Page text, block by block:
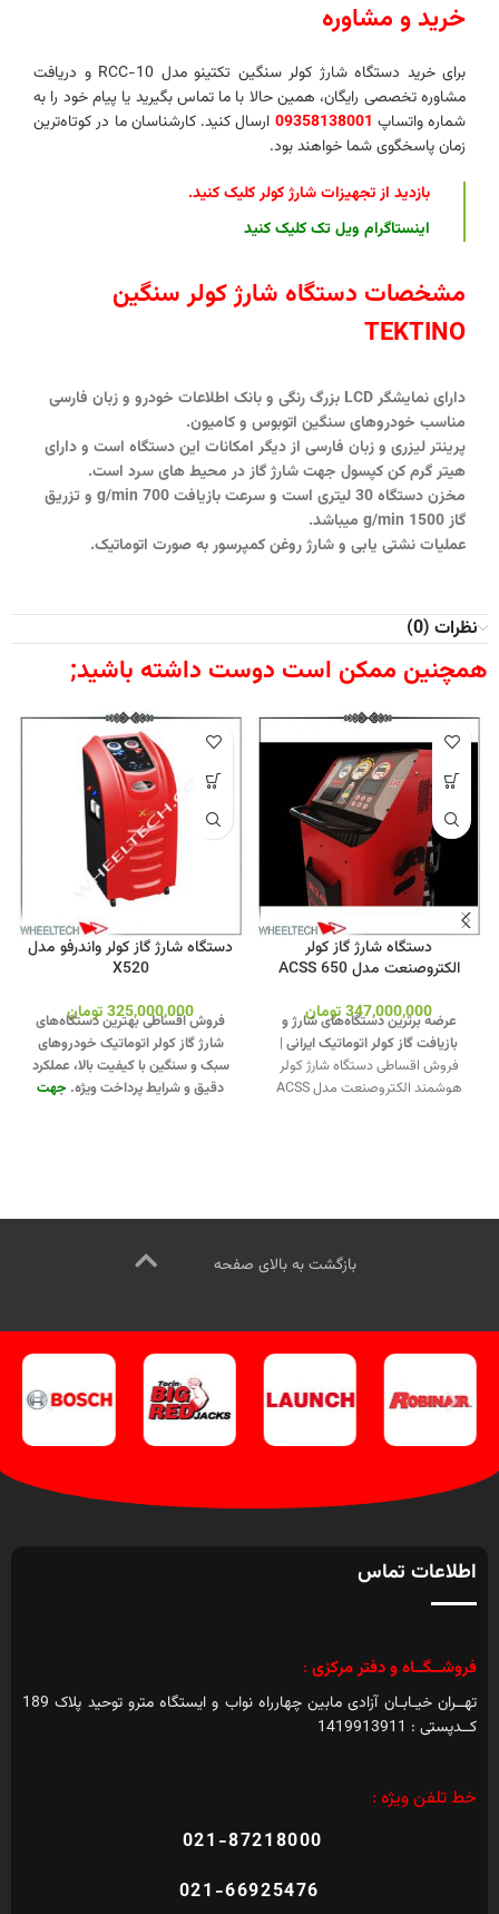
خرید و مشاوره
برای خرید دستگاه شارژ کولر سنگین تکتینو مدل RCC-10 و دریافت
مشاوره تخصصی رایگان، همین حالا با ما تماس بگیرید یا پیام خود را به
شماره واتساپ 09358138001 ارسال کنید. کارشناسان ما در کوتاه‌ترین
زمان پاسخگوی شما خواهند بود.
بازدید ازتجهیزات شارژ کولر کلیک کنید.
اینستاگرام ویل تک کلیک کنید
مشخصات دستگاه شارژ کولر سنگین
TEKTINO
دارای نمایشگر LCD بزرگ رنگی و بانک اطلاعات خودرو و زبان فارسی
مناسب خودروهای سنگین اتوبوس و کامیون.
پرینتر لیزری و زبان فارسی از دیگر امکانات این دستگاه است و دارای
هیتر گرم کن کپسول جهت شارژ گاز در محیط های سرد است.
مخزن دستگاه 30 لیتری است و سرعت بازیافت 700 g/min و تزریق
گاز 1500 g/min میباشد.
عملیات نشتی یابی ‫و شارژ روغن کمپرسور به صورت اتوماتیک.
نظرات (0)
همچنین ممکن است دوست داشته باشید;
دستگاه شارژ گاز کولر
الکتروصنعت مدل ACSS 650
347,000,000تومان
عرضه برترین دستگاه‌های شارژ و
بازیافت گاز کولر اتوماتیک ایرانی |
فروش اقساطی دستگاه شارژ کولر
هوشمند الکتروصنعت مدل ACSS
دستگاه شارژ گاز کولر واندرفو مدل
X520
325,000,000تومان
فروش اقساطی بهترین دستگاه‌های
شارژ گاز کولر اتوماتیک خودروهای
سبک و سنگین با کیفیت بالا، عملکرد
دقیق و شرایط پرداخت ویژه. جهت
بازگشت به بالای صفحه
اطلاعات تماس
فروشــگــاه و دفتر مرکزی :
تهــران خیـابـان آزادی مابین چهارراه نواب و ایستگاه مترو توحید پلاک 189
کــدپستی : 1419913911
خط تلفن ویژه :
021-87218000
021-66925476